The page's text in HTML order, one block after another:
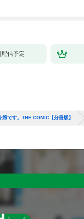
配信予定
です。THE COMIC【分冊版】